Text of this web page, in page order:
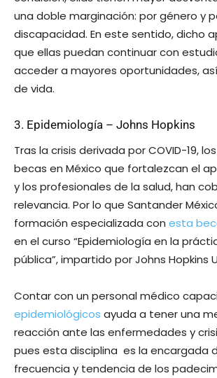
una doble marginación: por género y
discapacidad. En este sentido, dicho
que ellas puedan continuar con
acceder a mayores oportunidades,
de vida.
3. Epidemiología – Johns Hopkins
Tras la crisis derivada por COVID-19,
becas en México que fortalezcan el
y los profesionales de la salud, han
relevancia. Por lo que Santander
formación especializada con esta
en el curso “Epidemiología en la
pública”, impartido por Johns Hopkins
Contar con un personal médico
epidemiológicos ayuda a tener una
reacción ante las enfermedades y
pues esta disciplina es la encargada
frecuencia y tendencia de los